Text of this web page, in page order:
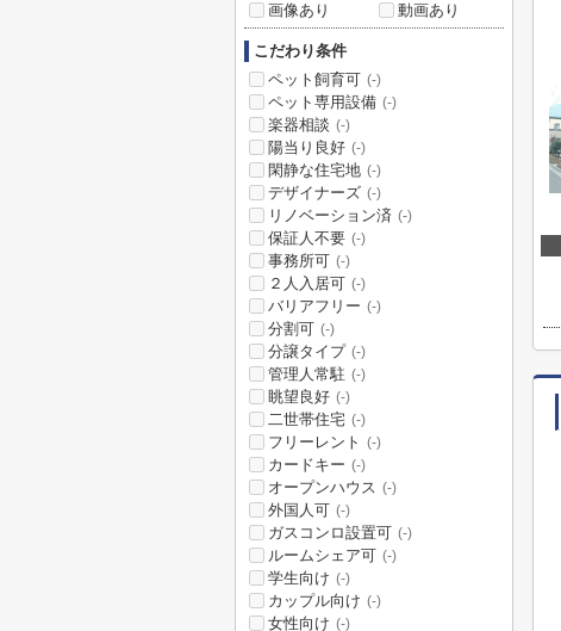
画像あり
動画あり
こだわり条件
ペット飼育可 (-)
ペット専用設備 (-)
楽器相談 (-)
陽当り良好 (-)
閑静な住宅地 (-)
デザイナーズ (-)
リノベーション済 (-)
保証人不要 (-)
事務所可 (-)
２人入居可 (-)
バリアフリー (-)
分割可 (-)
分譲タイプ (-)
管理人常駐 (-)
眺望良好 (-)
二世帯住宅 (-)
フリーレント (-)
カードキー (-)
オープンハウス (-)
外国人可 (-)
ガスコンロ設置可 (-)
ルームシェア可 (-)
学生向け (-)
カップル向け (-)
女性向け (-)